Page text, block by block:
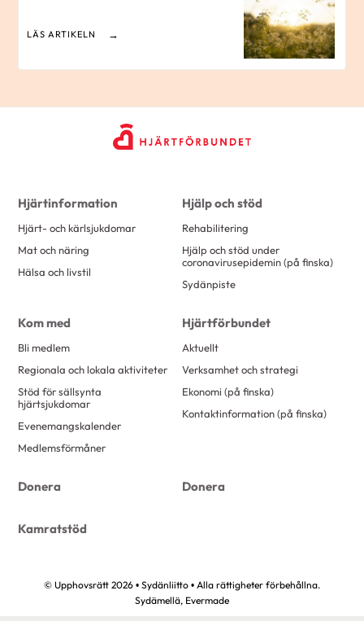
LÄS ARTIKELN
Hjärtinformation
Hjärt- och kärlsjukdomar
Mat och näring
Hälsa och livstil
Hjälp och stöd
Rehabilitering
Hjälp och stöd under
coronavirusepidemin (på finska)
Sydänpiste
Kom med
Bli medlem
Regionala och lokala aktiviteter
Stöd för sällsynta
hjärtsjukdomar
Evenemangskalender
Medlemsförmåner
Hjärtförbundet
Aktuellt
Verksamhet och strategi
Ekonomi (på finska)
Kontaktinformation (på finska)
Donera Donera
Kamratstöd
© Upphovsrätt 2026 • Sydänliitto • Alla rättigheter förbehållna.
Sydämellä, Evermade